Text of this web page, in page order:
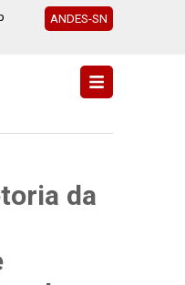
ANDES-SN
da